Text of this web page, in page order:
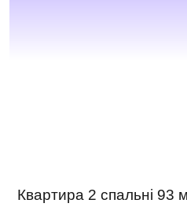
Квартира 2 спальні 93